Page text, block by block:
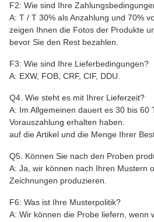
F2: Wie sind Ihre
A: T / T 30% als Anzahlung und 70%
zeigen Ihnen die Fotos der Produkte
bevor Sie den Rest bezahlen.
F3: Wie sind Ihre Lieferbedingungen?
A: EXW, FOB, CRF, CIF, DDU.
Q4. Wie steht es mit Ihrer Lieferzeit?
A: Im Allgemeinen dauert es 30 bis 60
Vorauszahlung erhalten haben.
auf die Artikel und die Menge Ihrer
Q5. Können Sie nach den Proben
A: Ja, wir können nach Ihren Mustern
Zeichnungen produzieren.
F6: Was ist Ihre Musterpolitik?
A: Wir können die Probe liefern, wenn